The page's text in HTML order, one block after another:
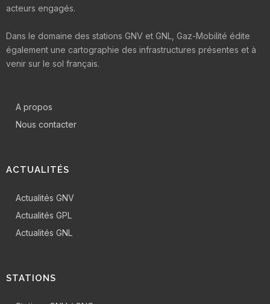
acteurs engagés.
Dans le domaine des stations GNV et GNL, Gaz-Mobilité édite
également une cartographie des infrastructures présentes et à
venir sur le sol français.
A propos
Nous contacter
ACTUALITÉS
Actualités GNV
Actualités GPL
Actualités GNL
STATIONS